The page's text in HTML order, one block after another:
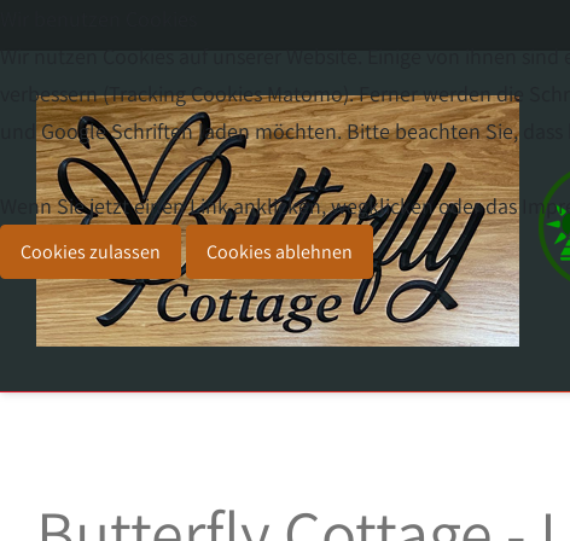
verbessern (Tracking Cookies Matomo). Ferner werden die
und Google Schriften laden möchten. Bitte beachten Sie,
Wenn Sie jetzt einen Link anklicken, wegklicken oder das
Cookies zulassen Cookies ablehnen